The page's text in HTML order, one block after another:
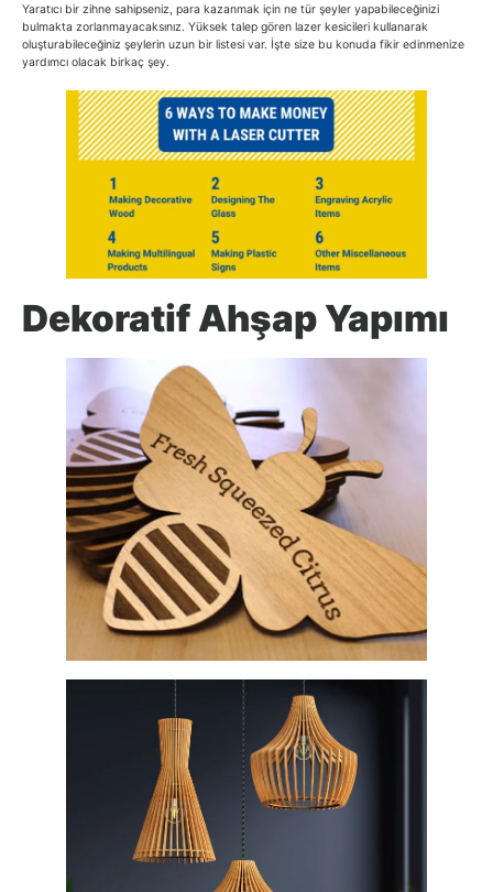
Yaratıcı bir zihne sahipseniz, para kazanmak için ne tür şeyler yapabileceğinizi
bulmakta zorlanmayacaksınız. Yüksek talep gören lazer kesicileri kullanarak
oluşturabileceğiniz şeylerin uzun bir listesi var. İşte size bu konuda fikir edinmenize
yardımcı olacak birkaç şey.
Dekoratif Ahşap Yapımı